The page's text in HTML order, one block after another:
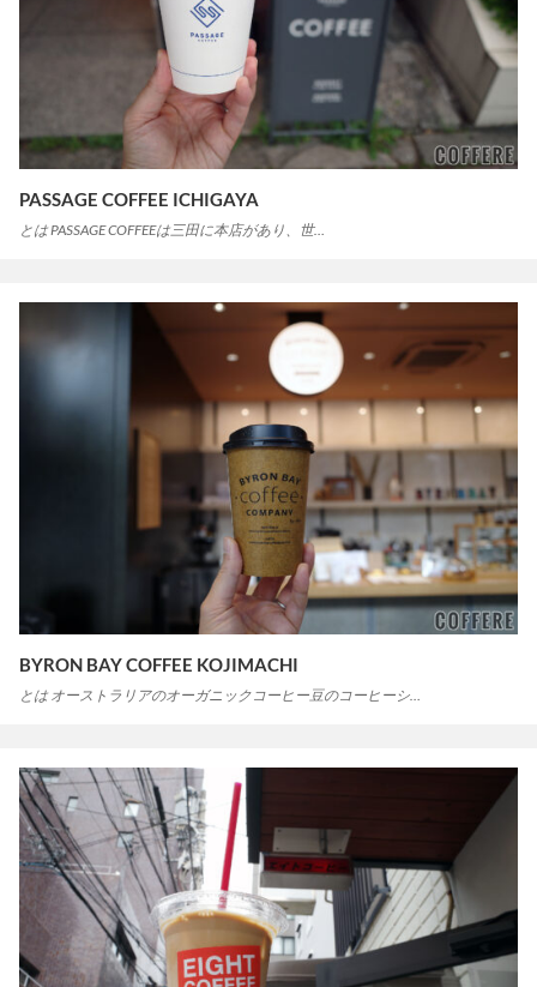
PASSAGE COFFEE ICHIGAYA
とは PASSAGE COFFEEは三田に本店があり、世…
BYRON BAY COFFEE KOJIMACHI
とは オーストラリアのオーガニックコーヒー豆のコーヒーシ…